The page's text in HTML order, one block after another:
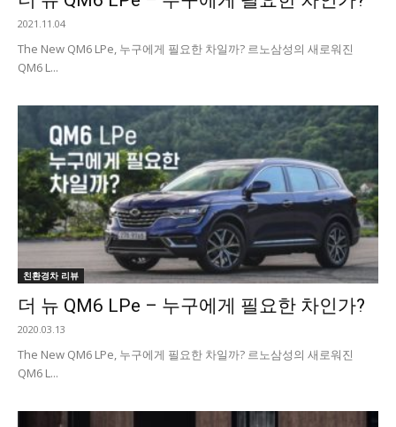
2021.11.04
The New QM6 LPe, 누구에게 필요한 차일까? 르노삼성의 새로워진
QM6 L...
친환경차 리뷰
더 뉴 QM6 LPe – 누구에게 필요한 차인가?
2020.03.13
The New QM6 LPe, 누구에게 필요한 차일까? 르노삼성의 새로워진
QM6 L...